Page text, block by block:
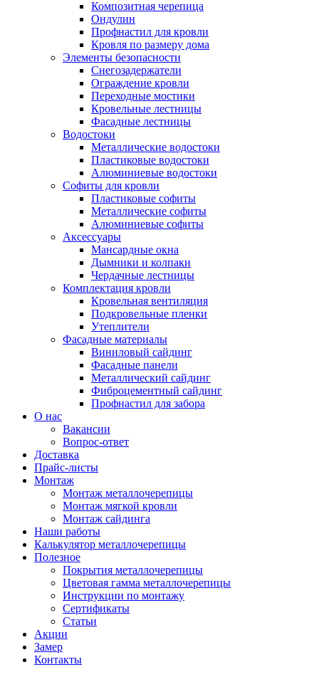
Композитная черепица
Ондулин
Профнастил для кровли
Кровля по размеру дома
Элементы безопасности
Снегозадержатели
Ограждение кровли
Переходные мостики
Кровельные лестницы
Фасадные лестницы
Водостоки
Металлические водостоки
Пластиковые водостоки
Алюминиевые водостоки
Софиты для кровли
Пластиковые софиты
Металлические софиты
Алюминиевые софиты
Аксессуары
Мансардные окна
Дымники и колпаки
Чердачные лестницы
Комплектация кровли
Кровельная вентиляция
Подкровельные пленки
Утеплители
Фасадные материалы
Виниловый сайдинг
Фасадные панели
Металлический сайдинг
Фиброцементный сайдинг
Профнастил для забора
О нас
Вакансии
Вопрос-ответ
Доставка
Прайс-листы
Монтаж
Монтаж металлочерепицы
Монтаж мягкой кровли
Монтаж сайдинга
Наши работы
Калькулятор металлочерепицы
Полезное
Покрытия металлочерепицы
Цветовая гамма металлочерепицы
Инструкции по монтажу
Сертификаты
Статьи
Акции
Замер
Контакты